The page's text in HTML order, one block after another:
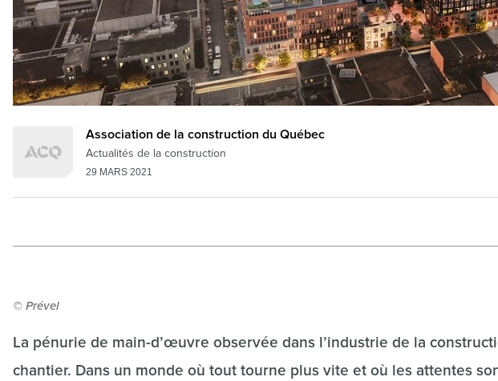
Association de la construction du Québec
Actualités de la construction
29 MARS 2021
© Prével
La pénurie de main-d’œuvre observée dans l’industrie de la
chantier. Dans un monde où tout tourne plus vite et où les attentes